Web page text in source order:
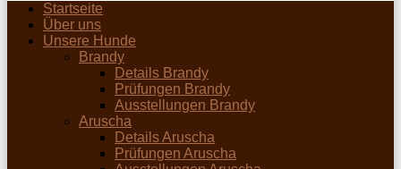
Startseite
Über uns
Unsere Hunde
Brandy
Details Brandy
Prüfungen Brandy
Ausstellungen Brandy
Aruscha
Details Aruscha
Prüfungen Aruscha